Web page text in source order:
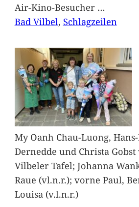
Air-Kino-Besucher …
Bad Vilbel, Schlagzeilen
My Oanh Chau-Luong,
Dernedde und Christa
Vilbeler Tafel; Johanna
Raue (vl.n.r.); vorne Paul,
Louisa (v.l.n.r.)